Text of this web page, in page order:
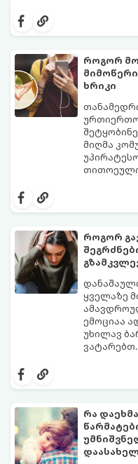
როგორ
როგორ
ხრიკი
მიღმა
წესი:
როგორ
ყველაზე
ემოციაა
უხილავ
ვატარებთ.
ტკენა,
-
ადამიანს
ტკბობის
საკუთარი
კოდექსი.
ქრონიკულ
ტოქსიკურ
რა